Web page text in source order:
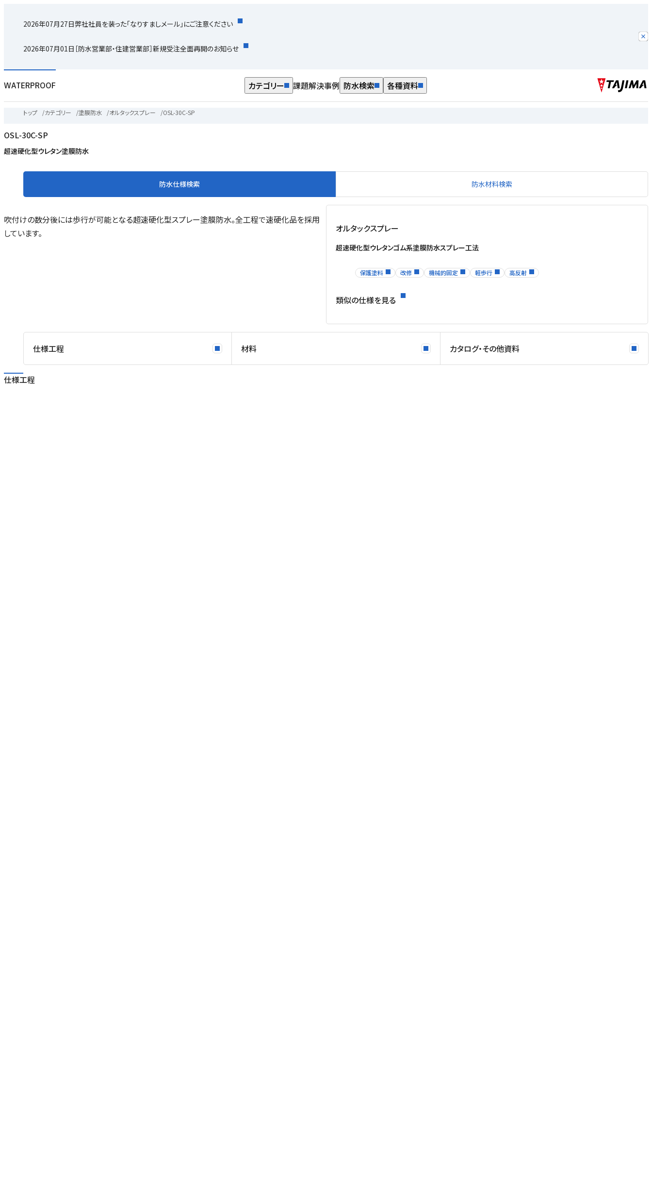
2026年07月27日弊社社員を装った「なりすましメール」にご注意ください
2026年07月01日 ［防水営業部・住建営業部］新規受注全面再開のお知らせ
WATERPROOF カテゴリー 課題解決事例 防水検索 各種資料
トップ /カテゴリー /塗膜防水 /オルタックスプレー /OSL-30C-SP
OSL-30C-SP
超速硬化型ウレタン塗膜防水
防水仕様検索 防水材料検索
吹付けの数分後には歩行が可能となる超速硬化型スプレー塗膜防水。全工程で速硬化品を採用
しています。
オルタックスプレー
超速硬化型ウレタンゴム系塗膜防水スプレー工法
保護塗料 改修 機械的固定 軽歩行 高反射
類似の仕様を見る
仕様工程 材料 カタログ・その他資料
仕様工程